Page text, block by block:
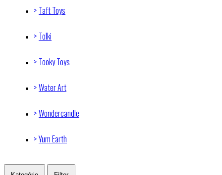
Taft Toys
Tolki
Tooky Toys
Water Art
Wondercandle
Yum Earth